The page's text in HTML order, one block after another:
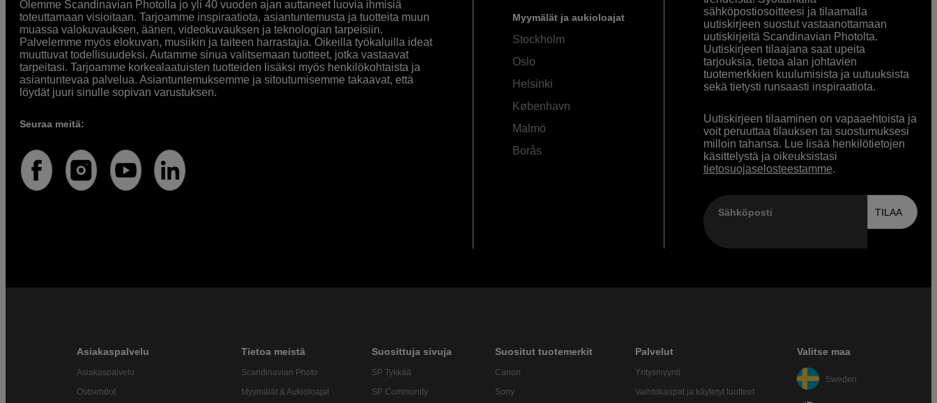
Olemme Scandinavian Photolla jo yli 40 vuoden ajan auttaneet luovia ihmisiä
toteuttamaan visioitaan. Tarjoamme inspiraatiota, asiantuntemusta ja tuotteita muun
muassa valokuvauksen, äänen, videokuvauksen ja teknologian tarpeisiin.
Palvelemme myös elokuvan, musiikin ja taiteen harrastajia. Oikeilla työkaluilla ideat
muuttuvat todellisuudeksi. Autamme sinua valitsemaan tuotteet, jotka vastaavat
tarpeitasi. Tarjoamme korkealaatuisten tuotteiden lisäksi myös henkilökohtaista ja
asiantuntevaa palvelua. Asiantuntemuksemme ja sitoutumisemme takaavat, että
löydät juuri sinulle sopivan varustuksen.
Seuraa meitä:
Myymälät ja aukioloajat
Stockholm
Oslo
Helsinki
København
Malmö
Borås
sähköpostiosoitteesi ja tilaamalla
uutiskirjeen suostut vastaanottamaan
uutiskirjeitä Scandinavian Photolta.
Uutiskirjeen tilaajana saat upeita
tarjouksia, tietoa alan johtavien
tuotemerkkien kuulumisista ja uutuuksista
sekä tietysti runsaasti inspiraatiota.
Uutiskirjeen tilaaminen on vapaaehtoista ja
voit peruuttaa tilauksen tai suostumuksesi
milloin tahansa. Lue lisää henkilötietojen
käsittelystä ja oikeuksistasi
tietosuojaselosteestamme.
Sähköposti TILAA
Asiakaspalvelu
Asiakaspalvelu
Ostoehdot
Tietoa meistä
Scandinavian Photo
Myymälät & Aukioloajat
Suosittuja sivuja
SP Tykkää
SP Community
Suositut tuotemerkit
Canon
Sony
Palvelut
Yritysmyynti
Vaihtokaupat ja käytetyt tuotteet
Valitse maa
Sweden